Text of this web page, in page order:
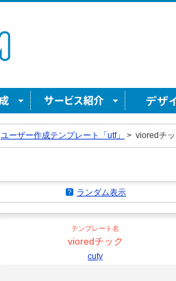
ユーザー作成テンプレート「utf」 > vioredチ
ランダム表示
テンプレート名
vioredチック
cuty